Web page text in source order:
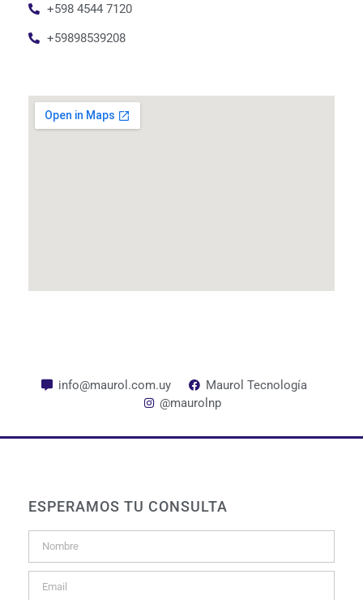
+598 4544 7120
+59898539208
info@maurol.com.uy
Maurol Tecnología
@maurolnp
ESPERAMOS TU CONSULTA